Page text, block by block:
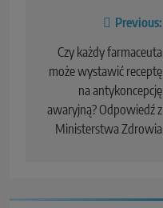
Previous:
Czy każdy farmaceuta
może wystawić receptę
na antykoncepcję
awaryjną? Odpowiedź z
Ministerstwa Zdrowia